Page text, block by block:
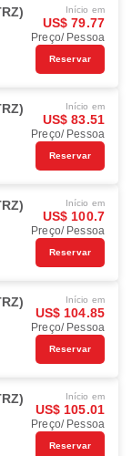
Início em
US$ 79.77
Preço/ Pessoa
Reservar
Início em
US$ 83.51
Preço/ Pessoa
Reservar
Início em
US$ 100.7
Preço/ Pessoa
Reservar
Início em
US$ 104.85
Preço/ Pessoa
Reservar
Início em
US$ 105.01
Preço/ Pessoa
Reservar